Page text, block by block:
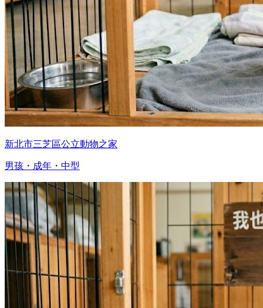
新北市三芝區公立動物之家
男孩・成年・中型